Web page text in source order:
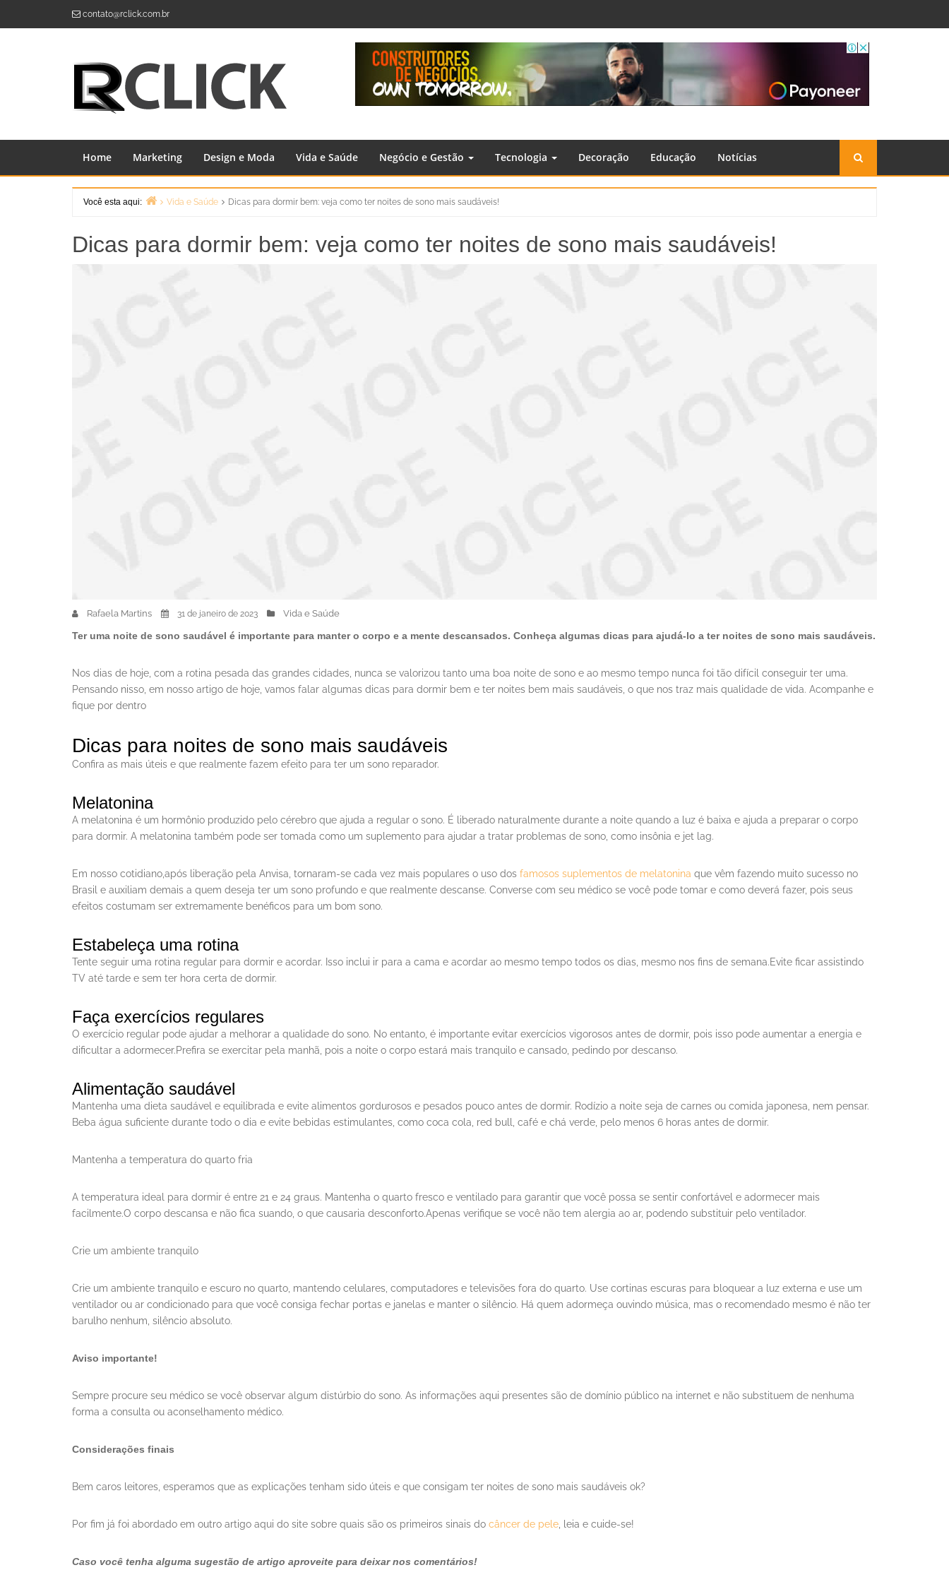
contato@rclick.com.br
Home Marketing Design e Moda Vida e Saúde Negócio e Gestão Tecnologia Decoração Educação Notícias
Você esta aqui:
Vida e Saúde Dicas para dormir bem: veja como ter noites de sono mais saudáveis!
Dicas para dormir bem: veja como ter noites de sono mais saudáveis!
Rafaela Martins 31 de janeiro de 2023 Vida e Saúde
Ter uma noite de sono saudável é importante para manter o corpo e a mente descansados. Conheça algumas dicas para ajudá-lo a ter noites de sono mais saudáveis.
Nos dias de hoje, com a rotina pesada das grandes cidades, nunca se valorizou tanto uma boa noite de sono e ao mesmo tempo nunca foi tão difícil conseguir ter uma.
Pensando nisso, em nosso artigo de hoje, vamos falar algumas dicas para dormir bem e ter noites bem mais saudáveis, o que nos traz mais qualidade de vida. Acompanhe e
fique por dentro
Dicas para noites de sono mais saudáveis
Confira as mais úteis e que realmente fazem efeito para ter um sono reparador.
Melatonina
A melatonina é um hormônio produzido pelo cérebro que ajuda a regular o sono. É liberado naturalmente durante a noite quando a luz é baixa e ajuda a preparar o corpo
para dormir. A melatonina também pode ser tomada como um suplemento para ajudar a tratar problemas de sono, como insônia e jet lag.
Em nosso cotidiano,após liberação pela Anvisa, tornaram-se cada vez mais populares o uso dos famosos suplementos de melatonina que vêm fazendo muito sucesso no
Brasil e auxiliam demais a quem deseja ter um sono profundo e que realmente descanse. Converse com seu médico se você pode tomar e como deverá fazer, pois seus
efeitos costumam ser extremamente benéficos para um bom sono.
Estabeleça uma rotina
Tente seguir uma rotina regular para dormir e acordar. Isso inclui ir para a cama e acordar ao mesmo tempo todos os dias, mesmo nos fins de semana.Evite ficar assistindo
TV até tarde e sem ter hora certa de dormir.
Faça exercícios regulares
O exercício regular pode ajudar a melhorar a qualidade do sono. No entanto, é importante evitar exercícios vigorosos antes de dormir, pois isso pode aumentar a energia e
dificultar a adormecer.Prefira se exercitar pela manhã, pois a noite o corpo estará mais tranquilo e cansado, pedindo por descanso.
Alimentação saudável
Mantenha uma dieta saudável e equilibrada e evite alimentos gordurosos e pesados ​​pouco antes de dormir. Rodízio a noite seja de carnes ou comida japonesa, nem pensar.
Beba água suficiente durante todo o dia e evite bebidas estimulantes, como coca cola, red bull, café e chá verde, pelo menos 6 horas antes de dormir.
Mantenha a temperatura do quarto fria
A temperatura ideal para dormir é entre 21 e 24 graus. Mantenha o quarto fresco e ventilado para garantir que você possa se sentir confortável e adormecer mais
facilmente.O corpo descansa e não fica suando, o que causaria desconforto.Apenas verifique se você não tem alergia ao ar, podendo substituir pelo ventilador.
Crie um ambiente tranquilo
Crie um ambiente tranquilo e escuro no quarto, mantendo celulares, computadores e televisões fora do quarto. Use cortinas escuras para bloquear a luz externa e use um
ventilador ou ar condicionado para que você consiga fechar portas e janelas e manter o silêncio. Há quem adormeça ouvindo música, mas o recomendado mesmo é não ter
barulho nenhum, silêncio absoluto.
Aviso importante!
Sempre procure seu médico se você observar algum distúrbio do sono. As informações aqui presentes são de domínio público na internet e não substituem de nenhuma
forma a consulta ou aconselhamento médico.
Considerações finais
Bem caros leitores, esperamos que as explicações tenham sido úteis e que consigam ter noites de sono mais saudáveis ok?
Por fim já foi abordado em outro artigo aqui do site sobre quais são os primeiros sinais do câncer de pele , leia e cuide-se!
Caso você tenha alguma sugestão de artigo aproveite para deixar nos comentários!